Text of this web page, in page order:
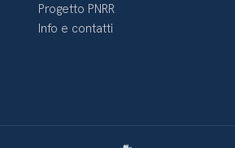
Progetto PNRR
Info e contatti